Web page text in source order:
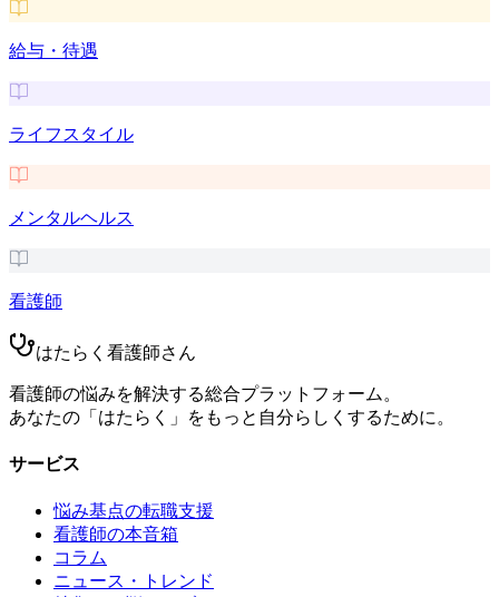
給与・待遇
ライフスタイル
メンタルヘルス
看護師
はたらく看護師さん
看護師の悩みを解決する総合プラットフォーム。
あなたの「はたらく」をもっと自分らしくするために。
サービス
悩み基点の転職支援
看護師の本音箱
コラム
ニュース・トレンド